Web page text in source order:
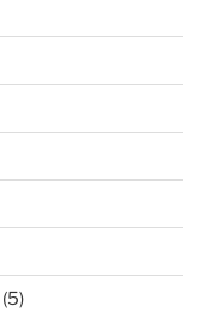
(5)